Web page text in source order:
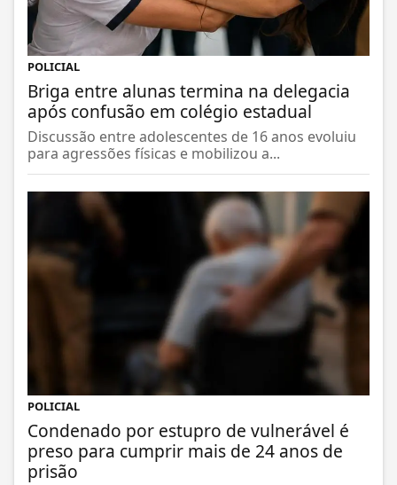
POLICIAL
Briga entre alunas termina na delegacia
após confusão em colégio estadual
Discussão entre adolescentes de 16 anos evoluiu
para agressões físicas e mobilizou a...
POLICIAL
Condenado por estupro de vulnerável é
preso para cumprir mais de 24 anos de
prisão